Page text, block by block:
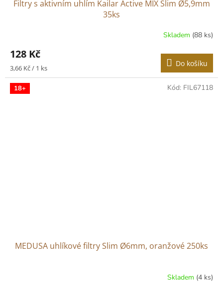
Filtry s aktivním uhlím Kailar Active MIX Slim Ø5,9mm
35ks
produktu
je
5,0
z
5
Skladem (88 ks)
128 Kč
Měrná
cena:
3,66 Kč / 1 ks Do košíku
18+
MEDUSA uhlíkové filtry Slim Ø6mm, oranžové 250ks
Skladem (4 ks)
Kód: FIL67118